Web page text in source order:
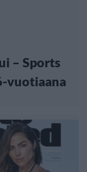
– Sports
vuotiaana